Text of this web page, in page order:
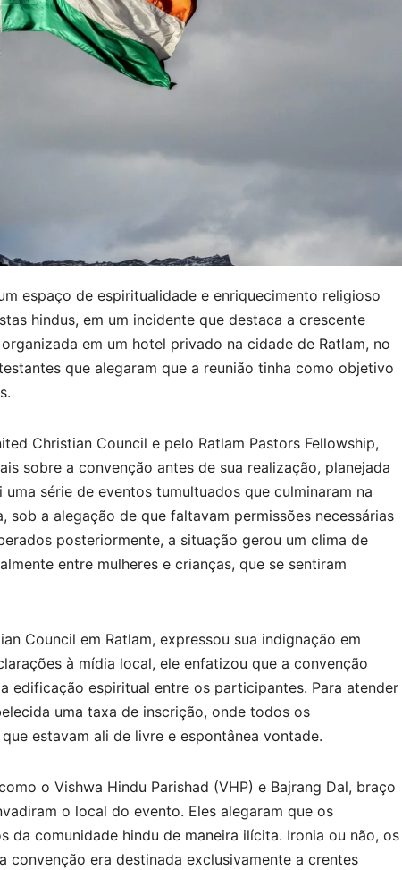
espaço de espiritualidade e enriquecimento religioso
hindus, em um incidente que destaca a crescente
em um hotel privado na cidade de Ratlam, no
que alegaram que a reunião tinha como objetivo
Christian Council e pelo Ratlam Pastors Fellowship,
sobre a convenção antes de sua realização, planejada
série de eventos tumultuados que culminaram na
a alegação de que faltavam permissões necessárias
posteriormente, a situação gerou um clima de
entre mulheres e crianças, que se sentiram
Council em Ratlam, expressou sua indignação em
à mídia local, ele enfatizou que a convenção
espiritual entre os participantes. Para atender
uma taxa de inscrição, onde todos os
estavam ali de livre e espontânea vontade.
o Vishwa Hindu Parishad (VHP) e Bajrang Dal, braço
o local do evento. Eles alegaram que os
comunidade hindu de maneira ilícita. Ironia ou não, os
era destinada exclusivamente a crentes